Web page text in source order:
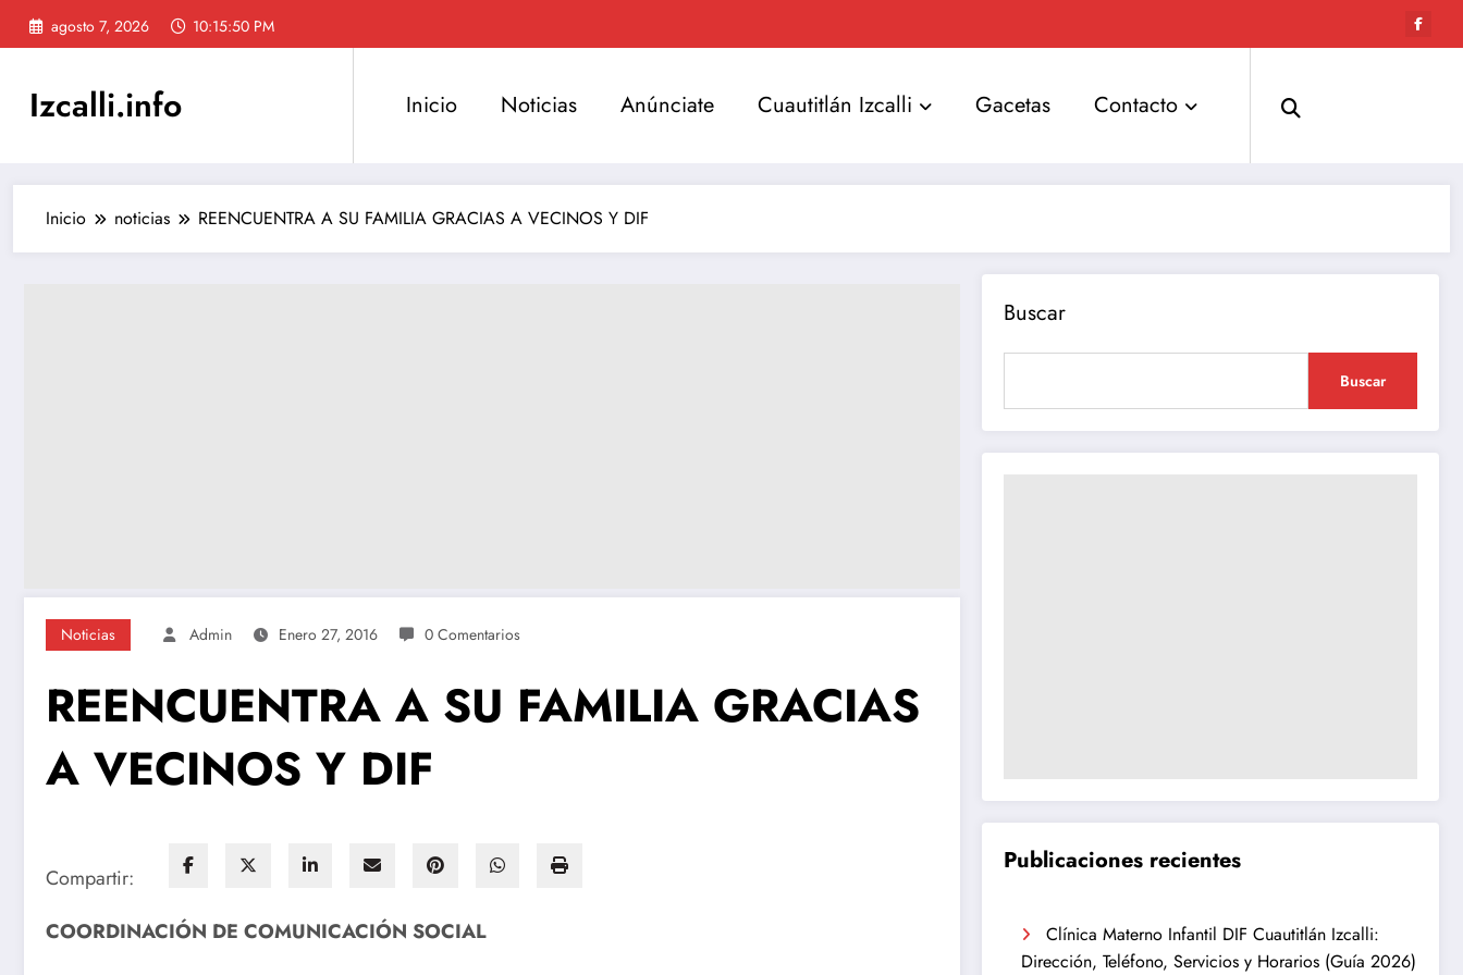
Saltar
agosto 7, 2026 10:15:51 PM
Izcalli.info Inicio Noticias Anúnciate Cuautitlán Izcalli Gacetas Contacto
Inicio noticias REENCUENTRA A SU FAMILIA GRACIAS A VECINOS Y DIF
Noticias Admin Enero 27, 2016 0 Comentarios
REENCUENTRA A SU FAMILIA GRACIAS
A VECINOS Y DIF
Compartir:
COORDINACIÓN DE COMUNICACIÓN SOCIAL
Buscar
Buscar
Publicaciones recientes
Clínica Materno Infantil DIF Cuautitlán Izcalli:
Dirección, Teléfono, Servicios y Horarios (Guía 2026)